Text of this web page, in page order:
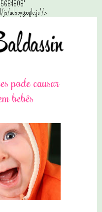
js/adsbygoogle.js'/>
pode causar
bebês